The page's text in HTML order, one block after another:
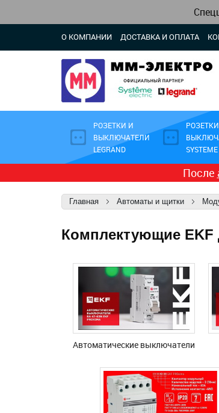
О КОМПАНИИ ДОСТАВКА И ОПЛАТА
РОЗЕТКИ И
ВЫКЛЮЧАТЕЛИ
LEGRAND
SYSTEME
После
Главная Автоматы и щитки
Комплектующие EKF
Автоматические выключатели